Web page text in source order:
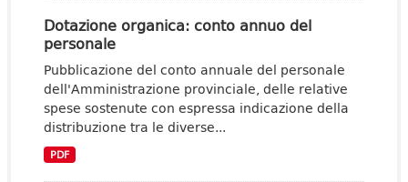
Dotazione organica: conto annuo del
personale
Pubblicazione del conto annuale del personale
dell'Amministrazione provinciale, delle relative
spese sostenute con espressa indicazione della
distribuzione tra le diverse...
PDF